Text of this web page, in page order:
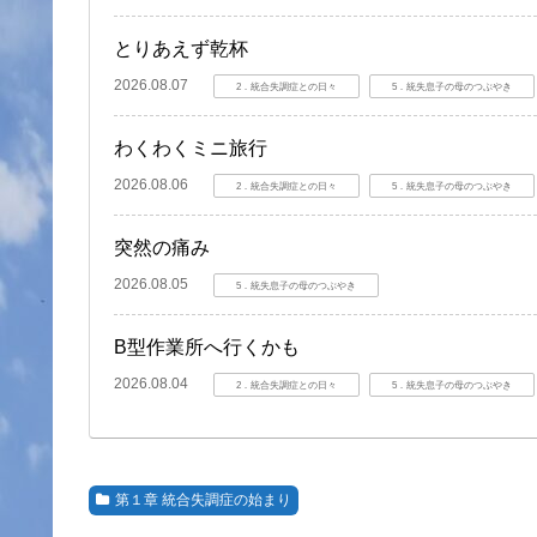
とりあえず乾杯
2026.08.07 2．統合失調症との日々 5．統失息子の母のつぶやき
わくわくミニ旅行
2026.08.06 2．統合失調症との日々 5．統失息子の母のつぶやき
突然の痛み
2026.08.05 5．統失息子の母のつぶやき
B型作業所へ行くかも
2026.08.04 2．統合失調症との日々 5．統失息子の母のつぶやき
第１章 統合失調症の始まり